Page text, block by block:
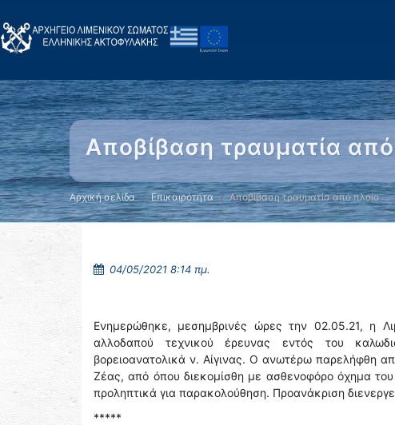
Αποβίβαση τραυματία
Αρχική σελίδα Επικαιρότητα Αποβίβαση τραυματία από πλοίο …
04/05/2021 8:14 πμ.
Ενημερώθηκε, μεσημβρινές ώρες την 02.05.21, η
αλλοδαπού τεχνικού έρευνας εντός του
βορειοανατολικά ν. Αίγινας. Ο ανωτέρω παρελήφθη
Ζέας, από όπου διεκομίσθη με ασθενοφόρο όχημα
προληπτικά για παρακολούθηση. Προανάκριση
*****